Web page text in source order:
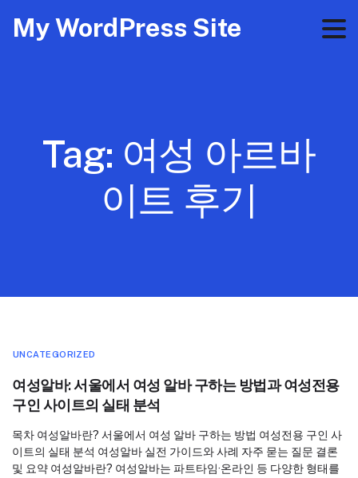
My WordPress Site
Tag: 여성 아르바
이트 후기
UNCATEGORIZED
여성알바: 서울에서 여성 알바 구하는 방법과 여성전용
구인 사이트의 실태 분석
목차 여성알바란? 서울에서 여성 알바 구하는 방법 여성전용 구인 사
이트의 실태 분석 여성알바 실전 가이드와 사례 자주 묻는 질문 결론
및 요약 여성알바란? 여성알바는 파트타임·온라인 등 다양한 형태를